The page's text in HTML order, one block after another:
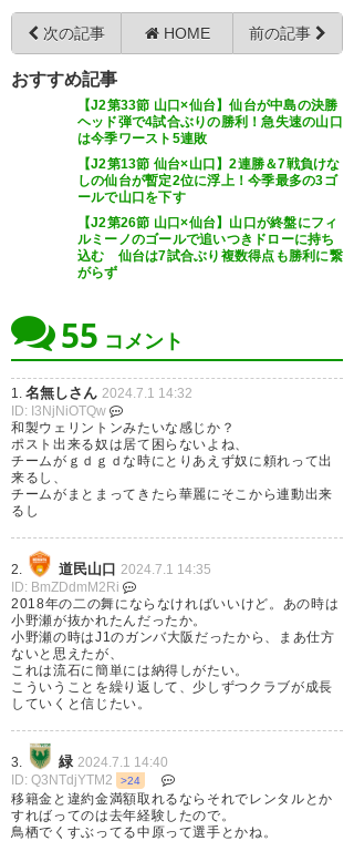
やるねえ
819U-名無しさん2024/06/30(日) 12:47:31 +tTbkV2e0
梅木が競って中山が決めるみたいなことになるのか
でも空中戦ってポストプレーってのとはちょっとち
U-名無しさん2024/06/30(日) 13:17:58 ArLC1F95d
残り15分のパワープレーで梅木と中山とエロンとか
出てきたら相手は嫌だろうなぁ。
842U-名無しさん 2024/06/30(日) 14:33:39 YYQRBUvd0
梅木に当てて周りが拾うのが基本戦術だったから
それを今度はウチがやれるようになるってことか
903U-名無しさん
そもそも梅木に声かけたのも移籍容認したのも凄い
な
思いっきりPO争いしてるチーム間だから中々だな
913U-名無しさん2024/06/30(日) 21:39:58 YYQRBUvd0
>>903
移籍金が満額支払われて選手本人が行きたいと言え
ば所属元は拒否できないはず
まあPOを争うクラブのバリバリの中心選手を引っ
こ抜いたのはGJだな
916 U-名無しさん2024/06/30(日) 22:02:12 YSLZOPDh0
梅木って特撮俳優っぽい顔だな
https://www.renofa.com/archives/131258/
番号変えてくれるって
買っちゃった人良かったね
U-名無しさん2024/06/30(日) 11:17:38 OjlnYscE0
梅木の取説ください
U-名無しさん2024/06/30(日) 11:26:55 YkEsNyDOM
>>234
はやい
でかい
うまい
240U-名無しさん
牛丼屋みたいだな…w
次の記事 HOME 前の記事
おすすめ記事
【J2第33節 山口×仙台】仙台が中島の決勝
ヘッド弾で4試合ぶりの勝利！急失速の山口
は今季ワースト5連敗
【J2第13節 仙台×山口】2連勝＆7戦負けな
しの仙台が暫定2位に浮上！今季最多の3ゴ
ールで山口を下す
【J2第26節 山口×仙台】山口が終盤にフィ
ルミーノのゴールで追いつきドローに持ち
込む 仙台は7試合ぶり複数得点も勝利に繋
がらず
55 コメント
1. 名無しさん 2024.7.1 14:32
ID: I3NjNiOTQw
和製ウェリントンみたいな感じか？
ポスト出来る奴は居て困らないよね、
チームがｇｄｇｄな時にとりあえず奴に頼れって出
来るし、
チームがまとまってきたら華麗にそこから連動出来
るし
2. 道民山口 2024.7.1 14:35
ID: BmZDdmM2Ri
2018年の二の舞にならなければいいけど。あの時は
小野瀬が抜かれたんだったか。
小野瀬の時はJ1のガンバ大阪だったから、まあ仕方
ないと思えたが、
これは流石に簡単には納得しがたい。
こういうことを繰り返して、少しずつクラブが成長
していくと信じたい。
3. 緑 2024.7.1 14:40
ID: Q3NTdjYTM2
>24
移籍金と違約金満額取れるならそれでレンタルとか
すればってのは去年経験したので。
鳥栖でくすぶってる中原って選手とかね。